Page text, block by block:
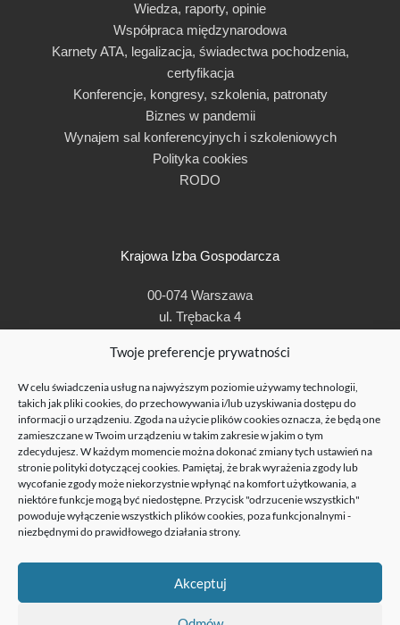
Twoje preferencje prywatności
W celu świadczenia usług na najwyższym poziomie używamy technologii,
takich jak pliki cookies, do przechowywania i/lub uzyskiwania dostępu do
informacji o urządzeniu. Zgoda na użycie plików cookies oznacza, że będą one
zamieszczane w Twoim urządzeniu w takim zakresie w jakim o tym
zdecydujesz. W każdym momencie można dokonać zmiany tych ustawień na
stroniepolityki dotyczącej cookies. Pamiętaj, że brak wyrażenia zgody lub
wycofanie zgody może niekorzystnie wpłynąć na komfort użytkowania, a
niektóre funkcje mogą być niedostępne. Przycisk "odrzucenie wszystkich"
powoduje wyłączenie wszystkich plików cookies, poza funkcjonalnymi -
niezbędnymi do prawidłowego działania strony.
Akceptuj
Krajowa Izba Gospodarcza
00-074 Warszawa
ul. Trębacka 4
e:kig@kig.pl
© Krajowa Izba Gospodarcza 1990-2019
Wiedza, raporty, opinie
Współpraca międzynarodowa
Karnety ATA, legalizacja, świadectwa pochodzenia,
certyfikacja
Konferencje, kongresy, szkolenia, patronaty
Biznes w pandemii
Wynajem sal konferencyjnych i szkoleniowych
Polityka cookies
RODO
Krajowa Izba Gospodarcza otrzymała dofinansowanie w ramach projektu
Gospodarczej”, w ramach działania 3.4 Dotacje na kapitał obrotowy Programu
Operacyjnego Inteligentny Rozwój 2014-2020”, współfinansowany ze środków